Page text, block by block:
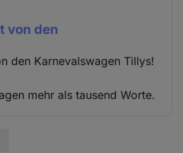
von den
den Karnevalswagen Tillys!
mehr als tausend Worte.